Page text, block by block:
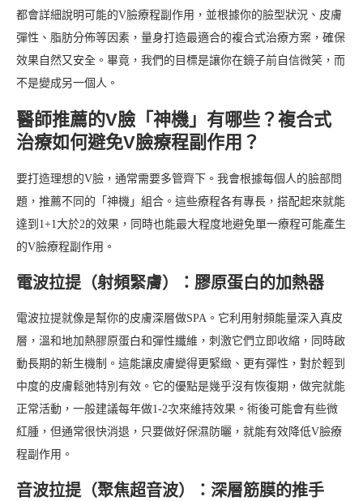
都會詳細說明可能的V臉療程副作用，並根據你的臉型狀況、皮膚
彈性、脂肪分佈等因素，量身打造最適合的複合式治療方案，確保
效果自然又安全。畢竟，我們的目標是讓你在鏡子前自信微笑，而
不是變成另一個人。
醫師推薦的V臉「神機」有哪些？複合式
治療如何避免V臉療程副作用？
要打造理想的V臉，通常需要多管齊下。我會根據每個人的臉部問
題，推薦不同的「神機」組合。這些療程各有專長，搭配起來就能
達到1+1大於2的效果，同時也能最大程度地避免單一療程可能產生
的V臉療程副作用。
電波拉提（射頻緊膚）：膠原蛋白的加熱器
電波拉提就像是幫你的皮膚深層做SPA。它利用射頻能量深入真皮
層，溫和地加熱膠原蛋白和彈性纖維，刺激它們立即收縮，同時啟
動長期的新生機制。這能讓皮膚變得更緊緻、更有彈性，對於輕到
中度的皮膚鬆弛特別有效。它的優點是幾乎沒有恢復期，做完就能
正常活動，一般建議每年做1-2次來維持效果。術後可能會有些微
紅腫，但通常很快消退，只要做好保濕防曬，就能有效降低V臉療
程副作用。
音波拉提（聚焦超音波）：深層筋膜的推手